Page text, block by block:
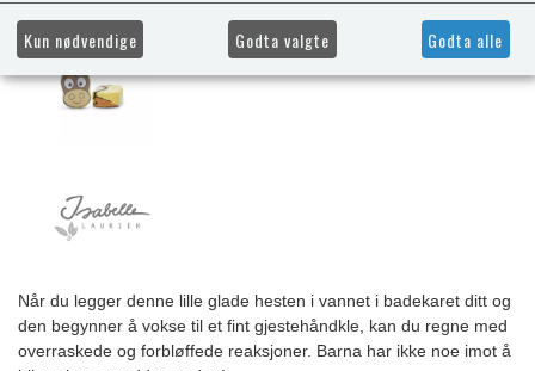
Når du legger denne lille glade hesten i vannet i badekaret ditt og
den begynner å vokse til et fint gjestehåndkle, kan du regne med
overraskede og forbløffede reaksjoner. Barna har ikke noe imot å
Kun nødvendige Godta valgte Godta alle